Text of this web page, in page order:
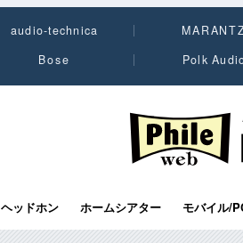
audio-technica
Bose
Polk
PHILE WEB｜
ヘッドホン ホームシアター モバイル/